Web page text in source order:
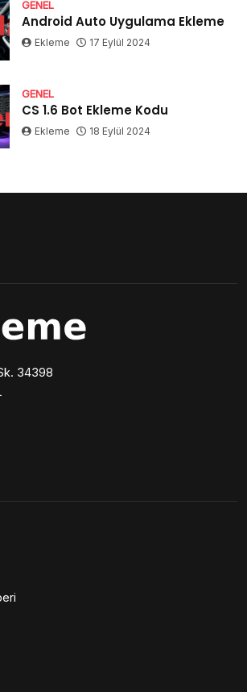
GENEL
Android Auto Uygulama Ekleme
Ekleme 17 Eylül 2024
GENEL
CS 1.6 Bot Ekleme Kodu
Ekleme 18 Eylül 2024
34398